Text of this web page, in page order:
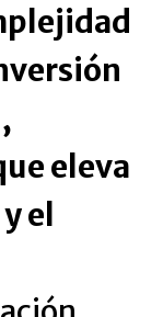
eleva
el